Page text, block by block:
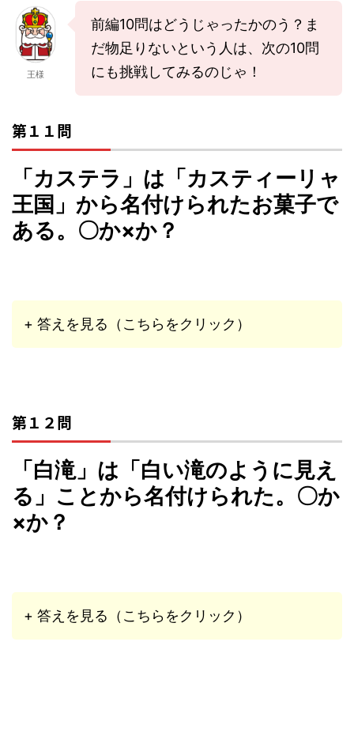
王様
前編10問はどうじゃったかのう？ま
だ物足りないという人は、次の10問
にも挑戦してみるのじゃ！
第１１問
「カステラ」は「カスティーリャ
王国」から名付けられたお菓子で
ある。〇か×か？
+ 答えを見る（こちらをクリック）
第１２問
「白滝」は「白い滝のように見え
る」ことから名付けられた。〇か
×か？
+ 答えを見る（こちらをクリック）